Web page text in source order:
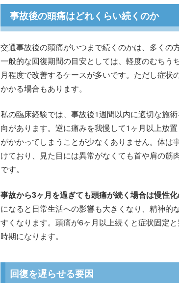
事故後の頭痛はどれくらい続くのか
交通事故後の頭痛がいつまで続くのかは、多くの
一般的な回復期間の目安としては、軽度のむちう
月程度で改善するケースが多いです。ただし症状
かかる場合もあります。
私の臨床経験では、事故後1週間以内に適切な施
向があります。逆に痛みを我慢して1ヶ月以上放
がかかってしまうことが少なくありません。体は
けており、見た目には異常がなくても首や肩の筋
です。
事故から3ヶ月を過ぎても頭痛が続く場合は慢性
になると日常生活への影響も大きくなり、精神的
すくなります。頭痛が6ヶ月以上続くと症状固定
時期になります。
回復を遅らせる要因